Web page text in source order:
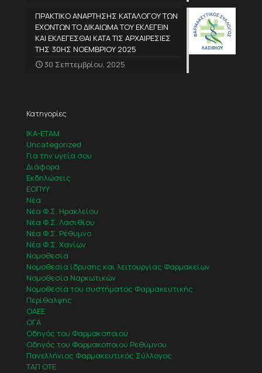
ΠΡΑΚΤΙΚΟ ΑΝΑΡΤΗΣΗΣ ΚΑΤΑΛΟΓΟΥ ΤΩΝ
ΕΧΟΝΤΩΝ ΤΟ ΔΙΚΑΙΩΜΑ ΤΟΥ ΕΚΛΕΓΕΙΝ
ΚΑΙ ΕΚΛΕΓΕΣΘΑΙ ΚΑΤΑ ΤΙΣ ΑΡΧΑΙΡΕΣΙΕΣ
ΤΗΣ 30ΗΣ ΝΟΕΜΒΡΙΟΥ 2025
30 Σεπτεμβρίου, 2025
Κατηγορίες
IKA-ETAM
Uncategorized
Για την υγεία σου
Διάφορα
Εκδηλώσεις
ΕΟΠΥΥ
Νέα
Νέα Φ.Σ. Ηρακλείου
Νέα Φ.Σ. Λασιθίου
Νέα Φ.Σ. Ρέθυμνο
Νέα Φ.Σ. Χανίων
Νομοθεσία
Νομοθεσία ίδρυσης και λειτουργίας Φαρμακείων
Νομοθεσία Ναρκωτικών
Νομοθεσία του συστήματος Φαρμακευτικής
Περίθαλψης
ΟΑΕΕ
ΟΓΑ
Οδηγός του Φαρμακοποιού
Οδηγός του Φαρμακοποιού Ρεθύμνου
Πανελλήνιος Φαρμακευτικός Σύλλογος
ΤΑΠ ΟΤΕ